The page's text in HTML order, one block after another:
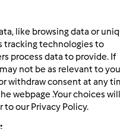
like browsing data or
tracking technologies to
process data to provide. If
not be as relevant to
withdraw consent at any
webpage .Your choices will
our Privacy Policy.